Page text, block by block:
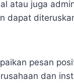
atau juga
dapat
pesan
dan